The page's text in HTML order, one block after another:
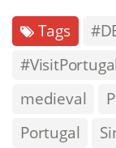
Tags
#VisitPortugal
medieval
Portugal